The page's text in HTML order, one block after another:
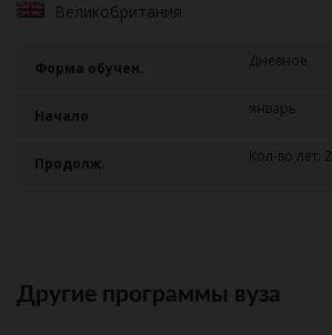
Великобритания
Форма обучен. Дневное
Начало январь
Продолж. Кол-во лет: 2
Другие программы вуза